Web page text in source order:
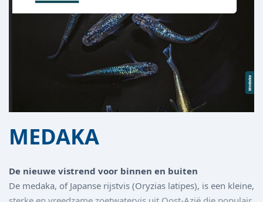
MEDAKA
De nieuwe vistrend voor binnen en buiten
De medaka, of Japanse rijstvis (Oryzias latipes), is een kleine,